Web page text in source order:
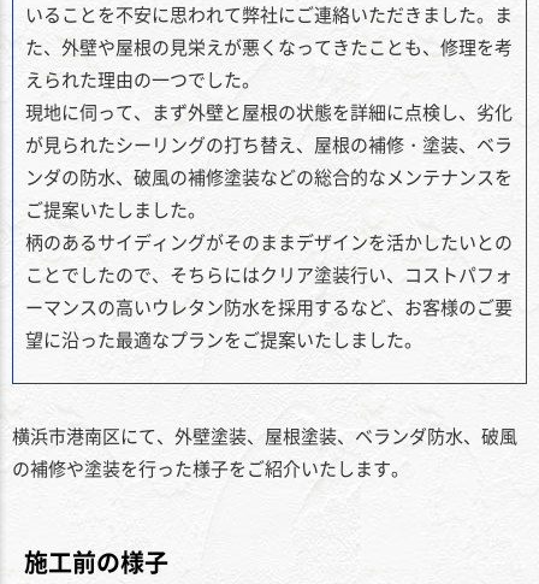
いることを不安に思われて弊社にご連絡いただきました。ま
た、外壁や屋根の見栄えが悪くなってきたことも、修理を考
えられた理由の一つでした。
現地に伺って、まず外壁と屋根の状態を詳細に点検し、劣化
が見られたシーリングの打ち替え、屋根の補修・塗装、ベラ
ンダの防水、破風の補修塗装などの総合的なメンテナンスを
ご提案いたしました。
柄のあるサイディングがそのままデザインを活かしたいとの
ことでしたので、そちらにはクリア塗装行い、コストパフォ
ーマンスの高いウレタン防水を採用するなど、お客様のご要
望に沿った最適なプランをご提案いたしました。
横浜市港南区にて、外壁塗装、屋根塗装、ベランダ防水、破風
の補修や塗装を行った様子をご紹介いたします。
施工前の様子